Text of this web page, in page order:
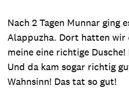
Nach 2 Tagen Munnar ging
Alappuzha. Dort hatten wir
meine eine richtige
Und da kam sogar richtig
Wahnsinn! Das tat so gut!